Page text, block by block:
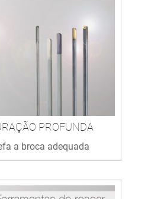
PROFUNDA
a broca adequada